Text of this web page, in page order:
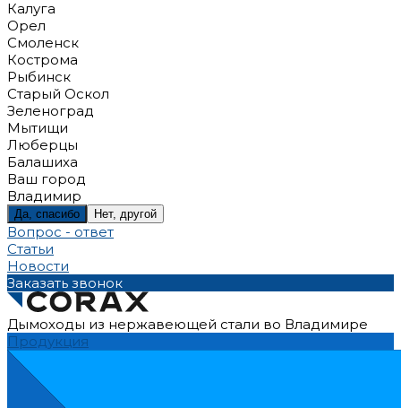
Калуга
Орел
Смоленск
Кострома
Рыбинск
Старый Оскол
Зеленоград
Мытищи
Люберцы
Балашиха
Ваш город
Владимир
Да, спасибо Нет, другой
Вопрос - ответ
Статьи
Новости
Заказать звонок
Дымоходы из нержавеющей стали во Владимире
Продукция